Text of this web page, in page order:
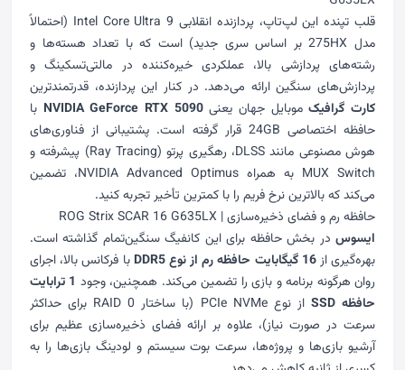
قلب تپنده این لپ‌تاپ، پردازنده انقلابی Intel Core Ultra 9 (احتمالاً
مدل 275HX بر اساس سری جدید) است که با تعداد هسته‌ها و
رشته‌های پردازشی بالا، عملکردی خیره‌کننده در مالتی‌تسکینگ و
پردازش‌های سنگین ارائه می‌دهد. در کنار این پردازنده، قدرتمندترین
کارت گرافیکموبایل جهان یعنیNVIDIA GeForce RTX 5090 با
حافظه اختصاصی 24GB قرار گرفته است. پشتیبانی از فناوری‌های
هوش مصنوعی مانند DLSS، رهگیری پرتو (Ray Tracing) پیشرفته و
MUX Switch به همراه NVIDIA Advanced Optimus، تضمین
می‌کند که بالاترین نرخ فریم را با کمترین تأخیر تجربه کنید.
حافظه رم و فضای ذخیره‌سازی | ROG Strix SCAR 16 G635LX
ایسوس در بخش حافظه برای این کانفیگ سنگین‌تمام گذاشته است.
بهره‌گیری از16 گیگابایت حافظه رم از نوع DDR5
با فرکانس بالا، اجرای
روان هرگونه برنامه و بازی را تضمین می‌کند. همچنین، وجود
1 ترابایت
حافظه SSD
از نوع PCIe NVMe (با ساختار RAID 0 برای حداکثر
سرعت در صورت نیاز)، علاوه بر ارائه فضای ذخیره‌سازی عظیم برای
آرشیو بازی‌ها و پروژه‌ها، سرعت بوت سیستم و لودینگ بازی‌ها را به